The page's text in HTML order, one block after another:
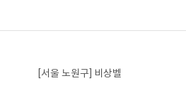
[서울 노원구] 비상벨